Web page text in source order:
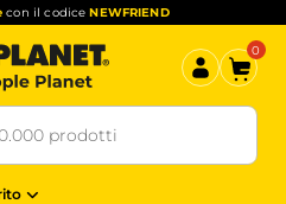
con il codiceNEWFRIEND
0